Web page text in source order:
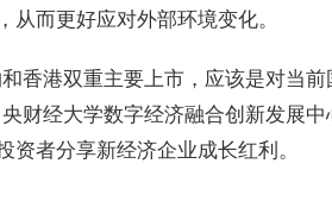
而更好应对外部环境变化。
香港双重主要上市，应该是对当
财经大学数字经济融合创新发展
者分享新经济企业成长红利。